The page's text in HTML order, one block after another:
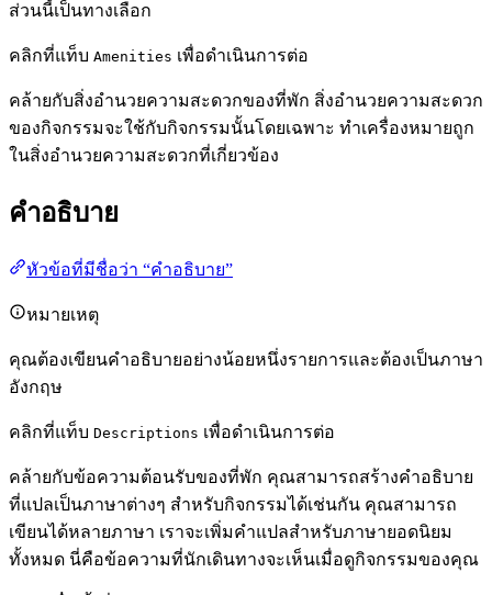
ส่วนนี้เป็นทางเลือก
คลิกที่แท็บ Amenities เพื่อดำเนินการต่อ
คล้ายกับสิ่งอำนวยความสะดวกของที่พัก สิ่งอำนวยความสะดวก
ของกิจกรรมจะใช้กับกิจกรรมนั้นโดยเฉพาะ ทำเครื่องหมายถูก
ในสิ่งอำนวยความสะดวกที่เกี่ยวข้อง
คำอธิบาย
หัวข้อที่มีชื่อว่า “คำอธิบาย”
หมายเหตุ
คุณต้องเขียนคำอธิบายอย่างน้อยหนึ่งรายการและต้องเป็นภาษา
อังกฤษ
คลิกที่แท็บ Descriptions เพื่อดำเนินการต่อ
คล้ายกับข้อความต้อนรับของที่พัก คุณสามารถสร้างคำอธิบาย
ที่แปลเป็นภาษาต่างๆ สำหรับกิจกรรมได้เช่นกัน คุณสามารถ
เขียนได้หลายภาษา เราจะเพิ่มคำแปลสำหรับภาษายอดนิยม
ทั้งหมด นี่คือข้อความที่นักเดินทางจะเห็นเมื่อดูกิจกรรมของคุณ